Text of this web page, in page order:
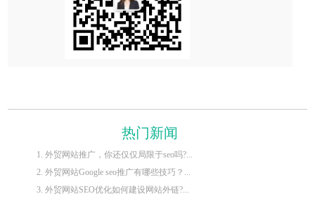
热门新闻
1. 外贸网站推广，你还仅仅局限于seo吗?...
2. 外贸网站Google seo推广有哪些技巧？...
3. 外贸网站SEO优化如何建设网站外链?...